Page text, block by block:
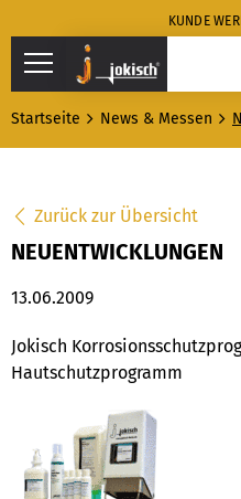
KUNDE
Startseite News & Messen
Zurück zur Übersicht
NEUENTWICKLUNGEN
13.06.2009
Jokisch
Hautschutzprogramm